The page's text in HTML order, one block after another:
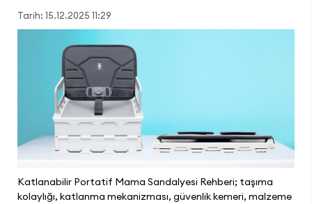
Tarih: 15.12.2025 11:29
Katlanabilir Portatif Mama Sandalyesi Rehberi; taşıma
kolaylığı, katlanma mekanizması, güvenlik kemeri, malzeme